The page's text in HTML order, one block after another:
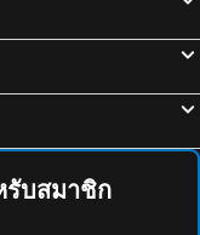
รับสมาชิก